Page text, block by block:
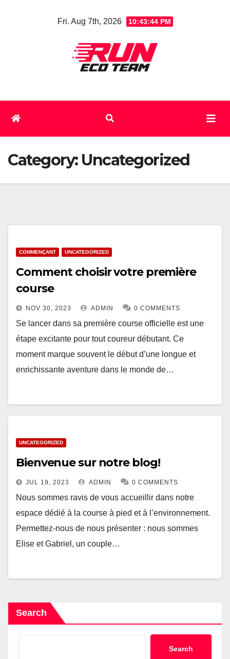
Fri. Aug 7th, 2026 10:43:44 PM
Category: Uncategorized
COMMENÇANT UNCATEGORIZED
Comment choisir votre première
course
NOV 30, 2023 ADMIN 0 COMMENTS
Se lancer dans sa première course officielle est une
étape excitante pour tout coureur débutant. Ce
moment marque souvent le début d’une longue et
enrichissante aventure dans le monde de…
UNCATEGORIZED
Bienvenue sur notre blog!
JUL 19, 2023 ADMIN 0 COMMENTS
Nous sommes ravis de vous accueillir dans notre
espace dédié à la course à pied et à l’environnement.
Permettez-nous de nous présenter : nous sommes
Elise et Gabriel, un couple…
Search
Search